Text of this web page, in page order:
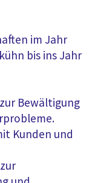
im Jahr
bis ins Jahr
Bewältigung
Kunden und